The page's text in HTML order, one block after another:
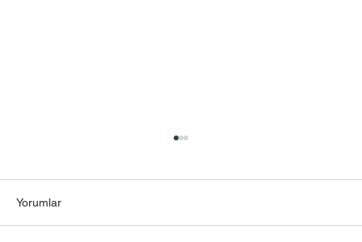
Yorumlar